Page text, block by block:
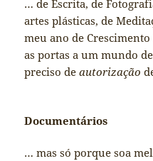
… de Escrita, de
artes plásticas, de
meu ano de
as portas a um mundo
preciso deautorização
Documentários
… mas só porque soa